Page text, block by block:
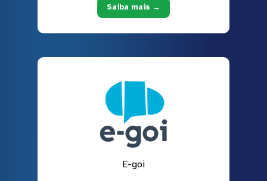
Saiba mais →
E-goi